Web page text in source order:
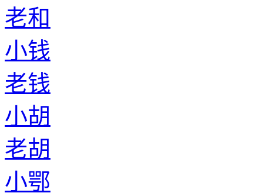
老和
小钱
老钱
小胡
老胡
小鄂